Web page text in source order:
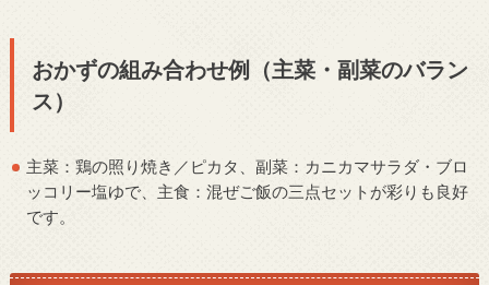
おかずの組み合わせ例（主菜・副菜のバラン
ス）
主菜：鶏の照り焼き／ピカタ、副菜：カニカマサラダ・ブロ
ッコリー塩ゆで、主食：混ぜご飯の三点セットが彩りも良好
です。